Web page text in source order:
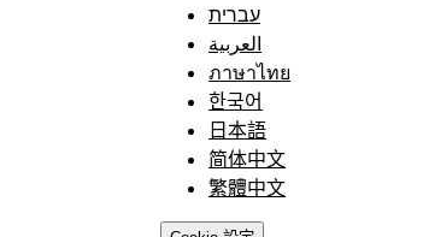
עברית
العربية
ภาษาไทย
한국어
日本語
简体中文
繁體中文